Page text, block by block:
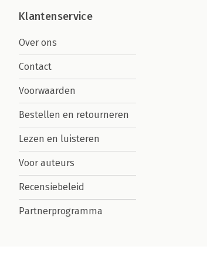
Klantenservice
Over ons
Contact
Voorwaarden
Bestellen en retourneren
Lezen en luisteren
Voor auteurs
Recensiebeleid
Partnerprogramma